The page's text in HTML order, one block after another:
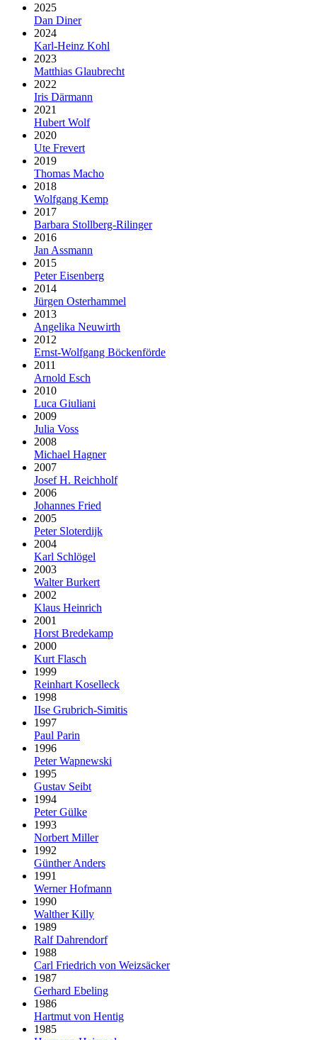
2025
Dan Diner
2024
Karl-Heinz Kohl
2023
Matthias Glaubrecht
2022
Iris Därmann
2021
Hubert Wolf
2020
Ute Frevert
2019
Thomas Macho
2018
Wolfgang Kemp
2017
Barbara Stollberg-Rilinger
2016
Jan Assmann
2015
Peter Eisenberg
2014
Jürgen Osterhammel
2013
Angelika Neuwirth
2012
Ernst-Wolfgang Böckenförde
2011
Arnold Esch
2010
Luca Giuliani
2009
Julia Voss
2008
Michael Hagner
2007
Josef H. Reichholf
2006
Johannes Fried
2005
Peter Sloterdijk
2004
Karl Schlögel
2003
Walter Burkert
2002
Klaus Heinrich
2001
Horst Bredekamp
2000
Kurt Flasch
1999
Reinhart Koselleck
1998
IIse Grubrich-Simitis
1997
Paul Parin
1996
Peter Wapnewski
1995
Gustav Seibt
1994
Peter Gülke
1993
Norbert Miller
1992
Günther Anders
1991
Werner Hofmann
1990
Walther Killy
1989
Ralf Dahrendorf
1988
Carl Friedrich von Weizsäcker
1987
Gerhard Ebeling
1986
Hartmut von Hentig
1985